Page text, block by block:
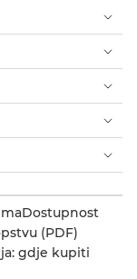
Dostupnost
(PDF)
gdje kupiti